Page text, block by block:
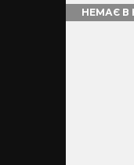
НЕМАЄ В